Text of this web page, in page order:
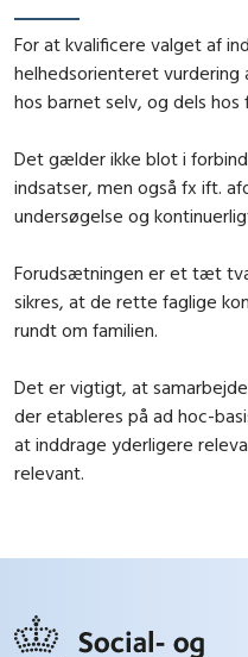
For at kvalificere valget af
helhedsorienteret vurdering
hos barnet selv, og dels hos
Det gælder ikke blot i
indsatser, men også fx ift.
undersøgelse og
Forudsætningen er et tæt
sikres, at de rette faglige
rundt om familien.
Det er vigtigt, at
der etableres på ad hoc-
at inddrage yderligere
relevant.